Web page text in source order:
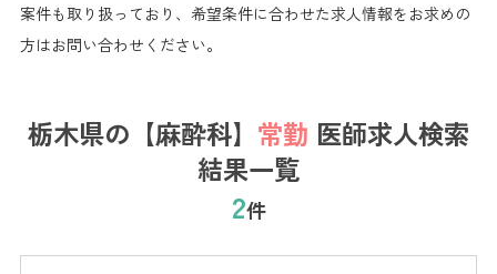
案件も取り扱っており、希望条件に合わせた求人情報をお求めの
方はお問い合わせください。
栃木県の【麻酔科】 常勤 医師求人検索
結果一覧
2件